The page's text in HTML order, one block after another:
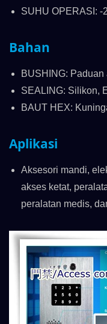
SUHU OPERASI: -
Bahan
BUSHING: Paduan
SEALING: Silikon,
BAUT HEX:
Aplikasi
Aksesori mandi,
akses ketat,
peralatan medis,